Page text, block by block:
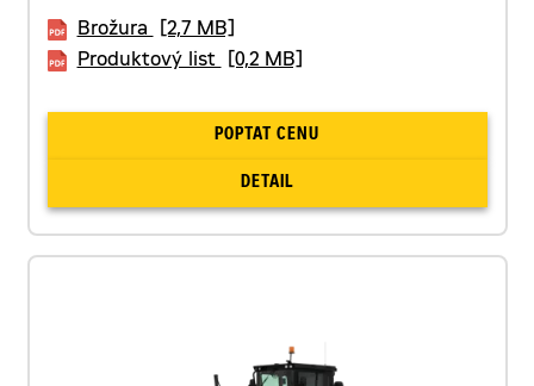
Brožura
[2,7 MB]
Produktový list
[0,2 MB]
POPTAT CENU
DETAIL